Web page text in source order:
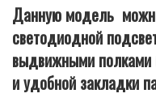
Данную модель
светодиодной
выдвижными полками
и удобной закладки